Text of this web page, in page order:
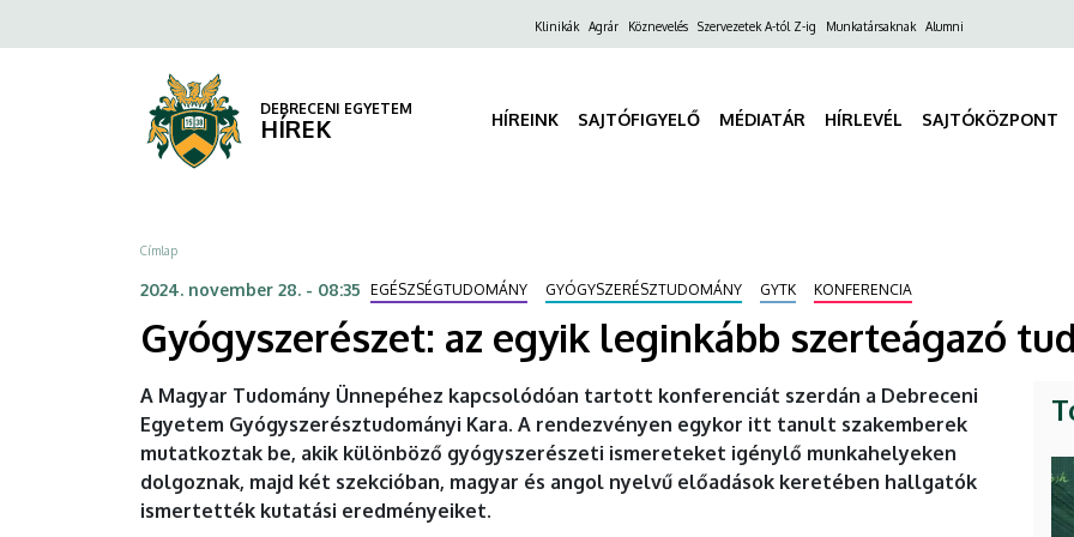
leginkább
tudomány
DEBRECENI
EGYETEM
a
FelsőKlinikák Agrár Köznevelés Szervezetek A-tól Z-ig Munkatársaknak Alumni
DEBRECENI EGYETEM
HÍREK HÍREINK SAJTÓFIGYELŐ MÉDIATÁR HÍRLEVÉL SAJTÓKÖZPONT
Morzsa
Címlap
2024. november 28. - 08:35 EGÉSZSÉGTUDOMÁNY GYÓGYSZERÉSZTUDOMÁNY GYTK KONFERENCIA
Gyógyszerészet: az egyik leginkább szerteágazó
A Magyar Tudomány Ünnepéhez kapcsolódóan tartott konferenciát szerdán a Debreceni
Egyetem Gyógyszerésztudományi Kara. A rendezvényen egykor itt tanult szakemberek
mutatkoztak be, akik különböző gyógyszerészeti ismereteket igénylő munkahelyeken
dolgoznak, majd két szekcióban, magyar és angol nyelvű előadások keretében hallgatók
ismertették kutatási eredményeiket.